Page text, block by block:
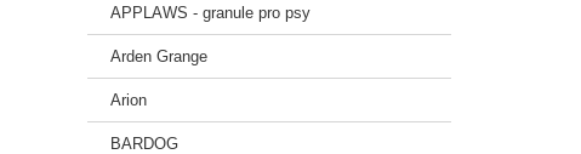
APPLAWS - granule pro psy
Arden Grange
Arion
BARDOG